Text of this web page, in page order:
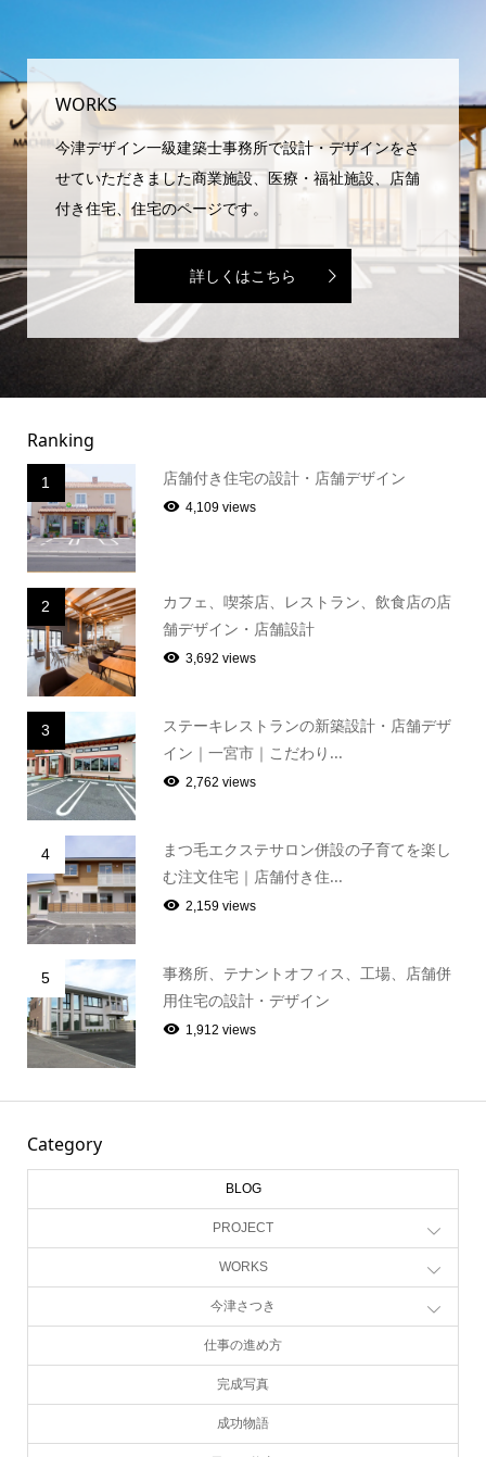
WORKS
今津デザイン一級建築士事務所で設計・デザインをさ
せていただきました商業施設、医療・福祉施設、店舗
付き住宅、住宅のページです。
詳しくはこちら
Ranking
1 店舗付き住宅の設計・店舗デザイン
4,109 views
2
カフェ、喫茶店、レストラン、飲食店の店
舗デザイン・店舗設計
3,692 views
3
ステーキレストランの新築設計・店舗デザ
イン｜一宮市｜こだわり...
2,762 views
4
まつ毛エクステサロン併設の子育てを楽し
む注文住宅｜店舗付き住...
2,159 views
5
事務所、テナントオフィス、工場、店舗併
用住宅の設計・デザイン
1,912 views
Category
BLOG
PROJECT
WORKS
今津さつき
仕事の進め方
完成写真
成功物語